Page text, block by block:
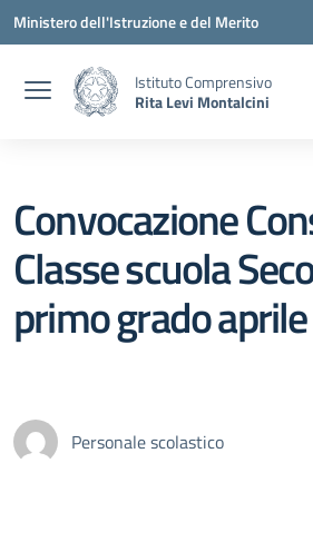
Vai ai contenuti
Vai al menu di navigazione
Vai al footer
Ministero dell'Istruzione e del Merito
Istituto Comprensivo
Rita Levi Montalcini
Convocazione
Classe scuola
primo grado
Personale scolastico